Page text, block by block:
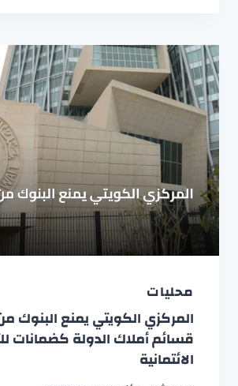
محليات
المركزي الكويتي يمنع البنوك
قسائم أملاك الدولة كضمانات
الائتمانية